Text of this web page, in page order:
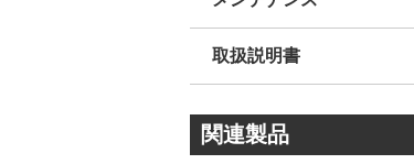
取扱説明書
関連製品